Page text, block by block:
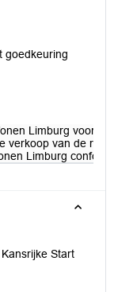
goedkeuring
Limburg voor
verkoop van de
Limburg conform
Start